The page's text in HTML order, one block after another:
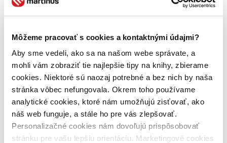
Môžeme pracovať s cookies a kontaktnými údajmi?
Aby sme vedeli, ako sa na našom webe správate, a
mohli vám zobraziť tie najlepšie tipy na knihy, zbierame
cookies. Niektoré sú naozaj potrebné a bez nich by naša
stránka vôbec nefungovala. Okrem toho používame
analytické cookies, ktoré nám umožňujú zisťovať, ako
náš web funguje, a stále ho pre vás zlepšovať.
Personalizačné cookies nám dovoľujú prispôsobovať
stránku pre vašu lepšiu orientáciu. Marketingové cookies
Dostupnosť
predpredaj (0 titulov)predpredaj
pripravujeme (0 titulov)pripravujeme
dostupná (bez vypredaných) (0 titulov)
dostupná (bez
vypredaných)
Nové / čítané
nová (0 titulov) nová
čítaná (0 titulov)
čítaná - výborný stav (0 titulov)čítaná - výborný stav
čítaná - mierne opotrebovaná (0 titulov)čítaná - mierne
opotrebovaná